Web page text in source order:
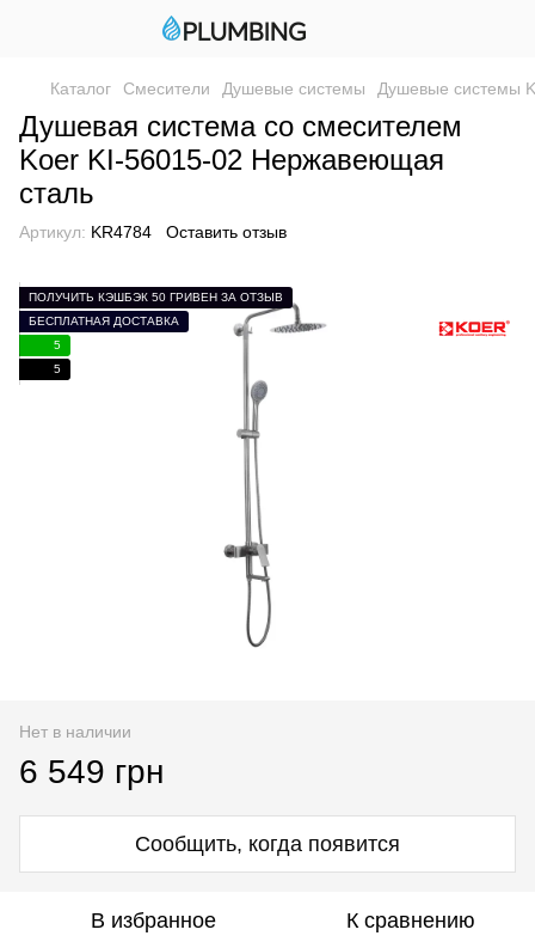
Каталог Смесители Душевые системы Душевые системы
Душевая система со смесителем
Koer KI-56015-02 Нержавеющая
сталь
Артикул: KR4784 Оставить отзыв
ПОЛУЧИТЬ КЭШБЭК 50 ГРИВЕН ЗА ОТЗЫВ
БЕСПЛАТНАЯ ДОСТАВКА
5
5
Нет в наличии
6 549 грн
Сообщить, когда появится
В избранное К сравнению